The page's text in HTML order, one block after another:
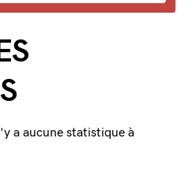
a aucune statistique à